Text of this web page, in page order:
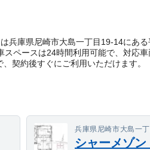
兵庫県尼崎市大島一丁目19-14にあ
ペースは24時間利用可能で、対応
契約後すぐにご利用いただけます。
兵庫県尼崎市大島一
シャーメゾン